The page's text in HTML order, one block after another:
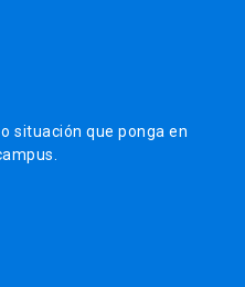
situación que ponga en